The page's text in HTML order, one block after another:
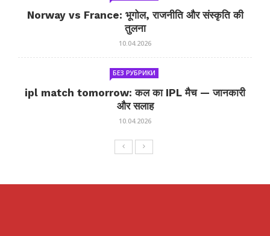
Norway vs France: भूगोल, राजनीति और संस्कृति की
तुलना
10.04.2026
БЕЗ РУБРИКИ
ipl match tomorrow: कल का IPL मैच — जानकारी
और सलाह
10.04.2026